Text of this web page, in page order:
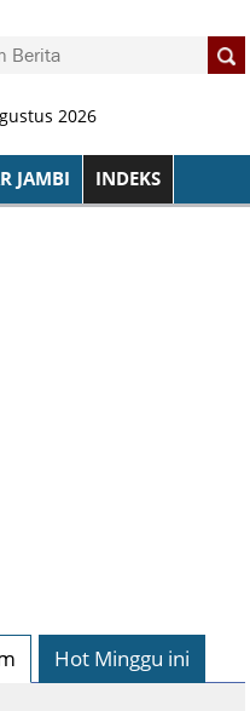
2026
JAMBI INDEKS
Hot Minggu ini